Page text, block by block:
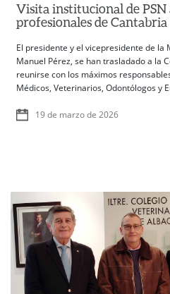
Visita institucional de PSN
profesionales de Cantabria
El presidente y el vicepresidente de la
Manuel Pérez, se han trasladado a la
reunirse con los máximos
Médicos, Veterinarios, Odontólogos y
19 de marzo de 2026